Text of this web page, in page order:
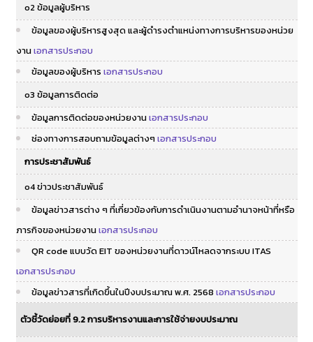
o2 ข้อมูลผู้บริหาร
ข้อมูลของผู้บริหารสูงสุด และผู้ดำรงตำแหน่งทางการบริหารของหน่วย
งานเอกสารประกอบ
ข้อมูลของผู้บริหาร เอกสารประกอบ
o3 ข้อมูลการติดต่อ
ข้อมูลการติดต่อของหน่วยงานเอกสารประกอบ
ช่องทางการสอบถามข้อมูลต่างๆเอกสารประกอบ
การประชาสัมพันธ์
o4 ข่าวประชาสัมพันธ์
ข้อมูลข่าวสารต่าง ๆ ที่เกี่ยวข้องกับการดำเนินงานตามอำนาจหน้าที่หรือ
ภารกิจของหน่วยงานเอกสารประกอบ
QR code แบบวัด EIT ของหน่วยงานที่ดาวน์โหลดจากระบบ ITAS
เอกสารประกอบ
ข้อมูลข่าวสารที่เกิดขึ้นในปีงบประมาณ พ.ศ. 2568 เอกสารประกอบ
ตัวชี้วัดย่อยที่ 9.2 การบริหารงานและการใช้จ่ายงบประมาณ